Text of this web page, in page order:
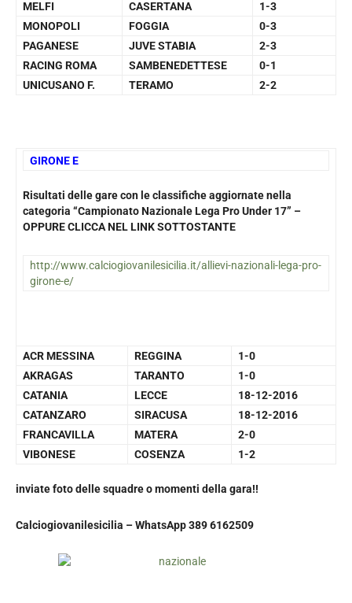
MELFI CASERTANA
1-3
MONOPOLI
FOGGIA
0-3
PAGANESE
JUVE STABIA
2-3
RACING ROMA
SAMBENEDETTESE
0-1
UNICUSANO F.
TERAMO 2-2
GIRONE E
Risultati delle gare con le classifiche aggiornate nella
categoria “Campionato Nazionale Lega Pro Under 17” –
OPPURE CLICCA NEL LINK SOTTOSTANTE
http://www.calciogiovanilesicilia.it/allievi-nazionali-lega-pro-
girone-e/
ACR MESSINA REGGINA
1-0
AKRAGAS
TARANTO
1-0
CATANIA
LECCE
18-12-2016
CATANZARO
SIRACUSA
18-12-2016
FRANCAVILLA
MATERA
2-0
VIBONESE
COSENZA 1-2
inviate foto delle squadre o momenti della gara!!
Calciogiovanilesicilia –WhatsApp 389 6162509